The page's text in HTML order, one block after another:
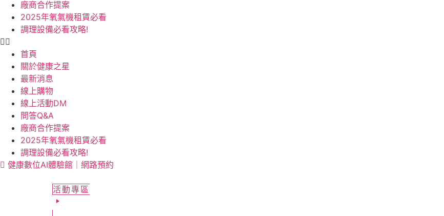
廠商合作提案
2025年氧氣機租賃必看
調理設備必看攻略!
首頁
關於健康之星
最新消息
線上購物
線上活動DM
問答Q&A
廠商合作提案
2025年氧氣機租賃必看
調理設備必看攻略!
健康數位AI體驗館｜網路預約
活動專區